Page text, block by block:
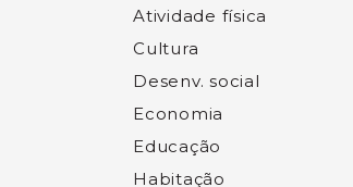
Atividade física
Cultura
Desenv. social
Economia
Educação
Habitação